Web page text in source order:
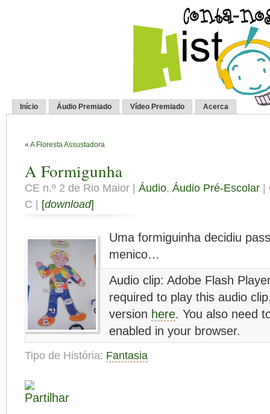
Início Áudio Premiado Vídeo Premiado Acerca
« A Floresta Assustadora
A Formigunha
CE n.º 2 de Rio Maior | Áudio, Áudio Pré-Escolar
C | [download]
Uma formiguinha decidiu
menico…
Audio clip: Adobe Flash
required to play this audio
version here. You also need
enabled in your browser.
Tipo de História: Fantasia